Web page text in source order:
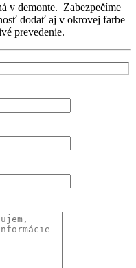
v demonte. Zabezpečíme
dodať aj v okrovej farbe
prevedenie.